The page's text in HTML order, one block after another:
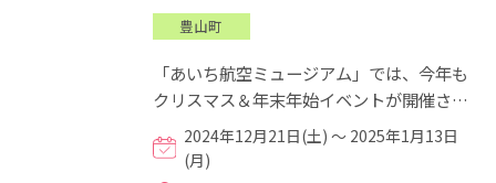
豊山町
「あいち航空ミュージアム」では、今年も
クリスマス＆年末年始イベントが開催され
ます。ブルーインパルスシミュレーター操
縦体験やクリスマスコン...
2024年12月21日(土) ～ 2025年1月13日
(月)